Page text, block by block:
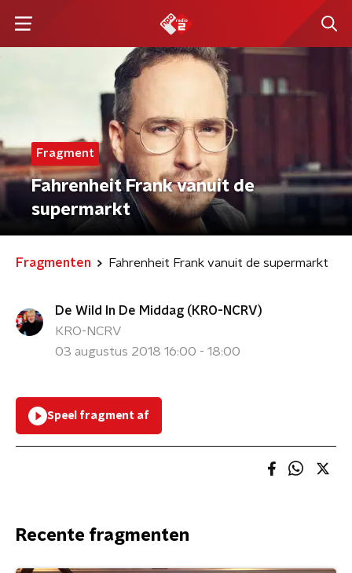
Fragment
Fahrenheit Frank vanuit de
supermarkt
Fragmenten Fahrenheit Frank vanuit de supermarkt
De Wild In De Middag (KRO-NCRV)
KRO-NCRV
03 augustus 2018 16:00 - 18:00
Speel fragment af
Recente fragmenten